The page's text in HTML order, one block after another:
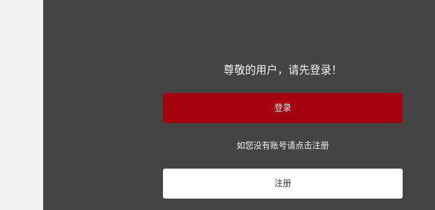
Play
Video
尊敬的用户，请先登录！
登录
如您没有账号请点击注册
注册